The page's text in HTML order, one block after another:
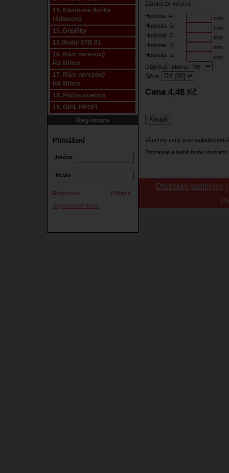
14. Kamnová dvířka
rádiusová
15. Doplňky
10.Modul STB 01
16. Rám nerezový
R2 60mm
17. Rám nerezový
R4 80mm
18. Plotna ocelová
19. GRIL PROFI
Registrace
Přihlášení
Jméno
Heslo
Registrace
Přihlásit
Zapomenuté heslo
Záruka:24 měsíců
Hodnota: A:
mm
Hodnota: B:
mm
Hodnota: C:
mm
Hodnota: D:
mm
Hodnota: S:
mm
Objednat i plotnu:
Šířka:
Cena 4,48 Kč
Všechny ceny jsou
Dopravné a balné bude
Obchodní podmínky |